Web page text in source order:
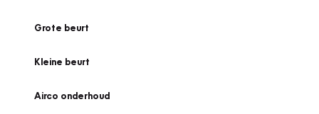
Grote beurt
Kleine beurt
Airco onderhoud